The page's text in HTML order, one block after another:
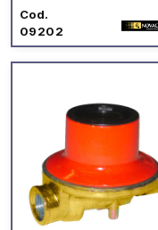
Cod.
09202